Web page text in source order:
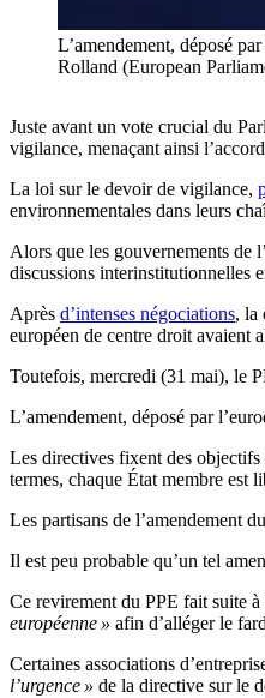
L’amendement, déposé
Rolland (European
Juste avant un vote crucial du
vigilance, menaçant ainsi
La loi sur le devoir de vigilance,
environnementales dans leurs
Alors que les gouvernements de
discussions interinstitutionnelles
Après d’intenses négociations, la
européen de centre droit avaient
Toutefois, mercredi (31 mai), le
L’amendement, déposé par
Les directives fixent des objectifs
termes, chaque État membre est
Les partisans de l’amendement
Il est peu probable qu’un tel
Ce revirement du PPE fait suite
européenne » afin d’alléger le
Certaines associations
l’urgence » de la directive sur le